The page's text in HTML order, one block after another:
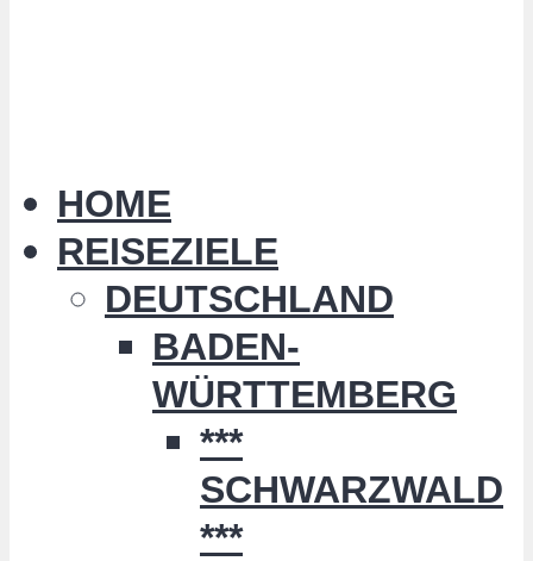
HOME
REISEZIELE
DEUTSCHLAND
BADEN-
WÜRTTEMBERG
***
SCHWARZWALD
***